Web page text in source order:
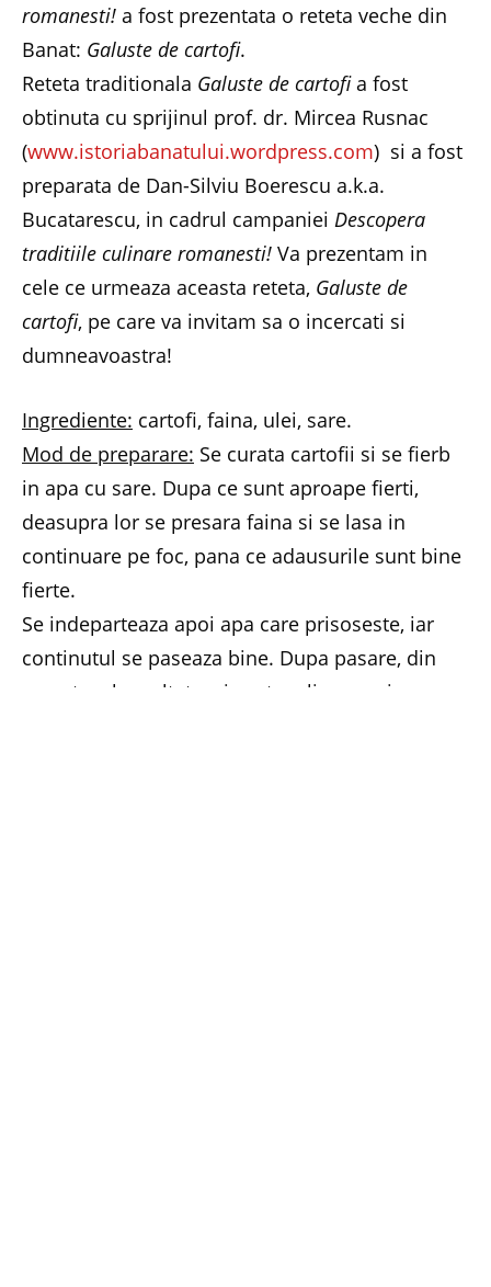
romanesti! a fost prezentata o reteta veche din
Banat: Galuste de cartofi.
Reteta traditionala Galuste de cartofia fost
obtinuta cu sprijinul prof. dr. Mircea Rusnac
(www.istoriabanatului.wordpress.com) si a fost
preparata de Dan-Silviu Boerescu a.k.a.
Bucatarescu, in cadrul campaniei Descopera
traditiile culinare romanesti! Va prezentam in
cele ce urmeaza aceasta reteta, Galuste de
cartofi, pe care va invitam sa o incercati si
dumneavoastra!
Ingrediente: cartofi, faina, ulei, sare.
Mod de preparare: Se curata cartofii si se fierb
in apa cu sare. Dupa ce sunt aproape fierti,
deasupra lor se presara faina si se lasa in
continuare pe foc, pana ce adausurile sunt bine
fierte.
Se indeparteaza apoi apa care prisoseste, iar
continutul se paseaza bine. Dupa pasare, din
amestecul rezultat se ia cate o lingura si se